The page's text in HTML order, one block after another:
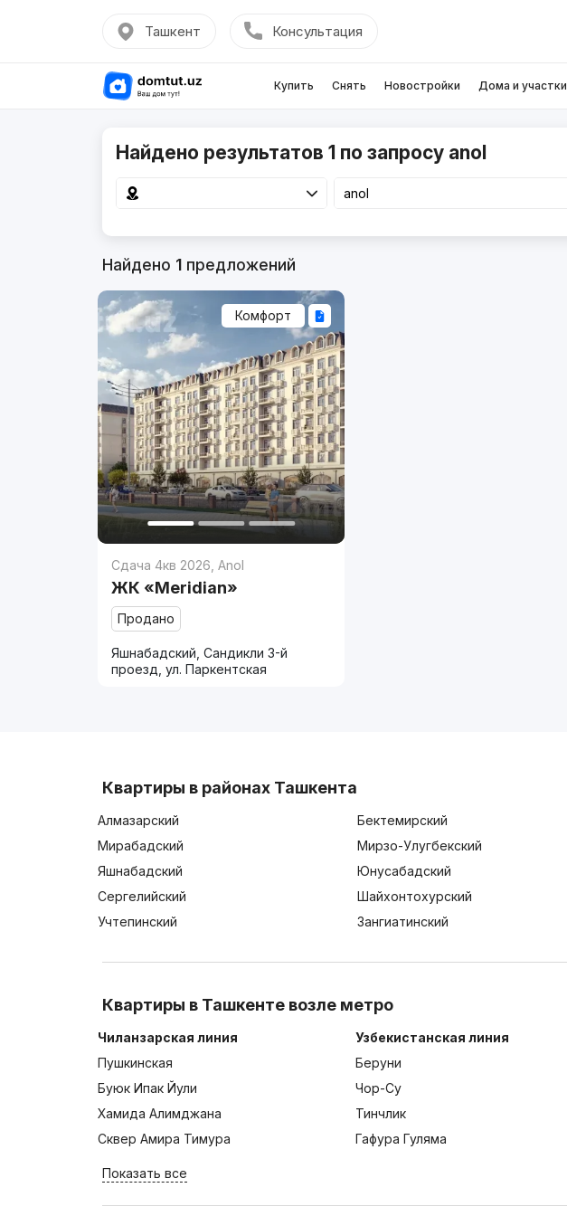
Ташкент Консультация
Купить Снять Новостройки Дома и участки
Найдено результатов 1 по запросу anol
Найдено 1предложений
Комфорт
Сдача 4кв 2026 ,Anol
ЖК «Meridian»
Продано
Яшнабадский, Сандикли 3-й
проезд, ул. Паркентская
Квартиры в районах Ташкента
Алмазарский Бектемирский
Мирабадский
Мирзо-Улугбекский
Яшнабадский
Юнусабадский
Сергелийский
Шайхонтохурский
Учтепинский
Зангиатинский
Квартиры в Ташкенте возле метро
Чиланзарская линия
Пушкинская
Буюк Ипак Йули
Хамида Алимджана
Сквер Амира Тимура
Узбекистанская линия
Беруни
Чор-Су
Тинчлик
Гафура Гуляма
Показать все